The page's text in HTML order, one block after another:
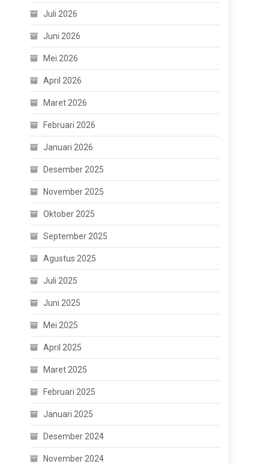
Juli 2026
Juni 2026
Mei 2026
April 2026
Maret 2026
Februari 2026
Januari 2026
Desember 2025
November 2025
Oktober 2025
September 2025
Agustus 2025
Juli 2025
Juni 2025
Mei 2025
April 2025
Maret 2025
Februari 2025
Januari 2025
Desember 2024
November 2024